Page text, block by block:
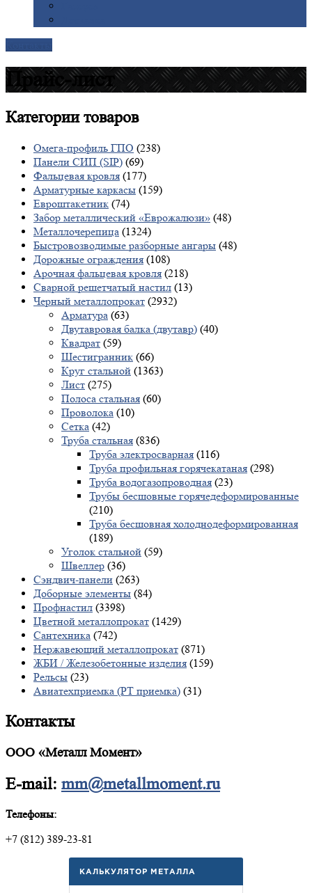
Прайс-лист
Категориитоваров
Омега-профиль ГПО (238)
Панели СИП (SIP) (69)
Фальцевая кровля (177)
Арматурные каркасы (159)
Евроштакетник (74)
Забор металлический «Еврожалюзи» (48)
Металлочерепица (1324)
Быстровозводимые разборные ангары (48)
Дорожные ограждения (108)
Арочная фальцевая кровля (218)
Сварной решетчатый настил (13)
Черный металлопрокат (2932)
Арматура (63)
Двутавровая балка (двутавр) (40)
Квадрат (59)
Шестигранник (66)
Круг стальной (1363)
Лист (275)
Полоса стальная (60)
Проволока (10)
Сетка (42)
Труба стальная (836)
Труба электросварная (116)
Труба профильная горячекатаная (298)
Труба водогазопроводная (23)
Трубы бесшовные горячедеформированные
(210)
Труба бесшовная холоднодеформированная
(189)
Уголок стальной (59)
Швеллер (36)
Сэндвич-панели (263)
Доборные элементы (84)
Профнастил (3398)
Цветной металлопрокат (1429)
Сантехника (742)
Нержавеющий металлопрокат (871)
ЖБИ / Железобетонные изделия (159)
Рельсы (23)
Авиатехприемка (РТ приемка) (31)
Контакты
ООО «Металл Момент»
E-mail: mm@metallmoment.ru
Телефоны:
+7 (812) 389-23-81